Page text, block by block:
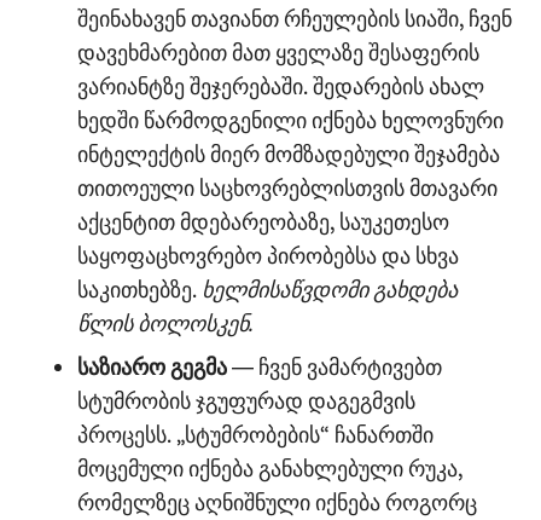
შეინახავენ თავიანთ რჩეულების სიაში, ჩვენ
დავეხმარებით მათ ყველაზე შესაფერის
ვარიანტზე შეჯერებაში. შედარების ახალ
ხედში წარმოდგენილი იქნება ხელოვნური
ინტელექტის მიერ მომზადებული შეჯამება
თითოეული საცხოვრებლისთვის მთავარი
აქცენტით მდებარეობაზე, საუკეთესო
საყოფაცხოვრებო პირობებსა და სხვა
საკითხებზე. ხელმისაწვდომი გახდება
წლის ბოლოსკენ.
საზიარო გეგმა— ჩვენ ვამარტივებთ
სტუმრობის ჯგუფურად დაგეგმვის
პროცესს. „სტუმრობების“ ჩანართში
მოცემული იქნება განახლებული რუკა,
რომელზეც აღნიშნული იქნება როგორც